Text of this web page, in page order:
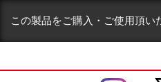
この製品をご購入・ご使用頂い